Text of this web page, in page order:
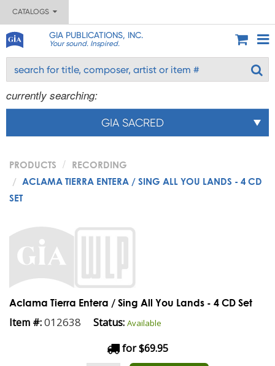
CATALOGS
GIA PUBLICATIONS, INC.
Your sound. Inspired.
currently searching:
GIA SACRED
PRODUCTS
RECORDING
ACLAMA TIERRA ENTERA / SING ALL YOU LANDS - 4 CD
SET
Aclama Tierra Entera / Sing All You Lands - 4 CD Set
Item #:012638 Status: Available
for $69.95